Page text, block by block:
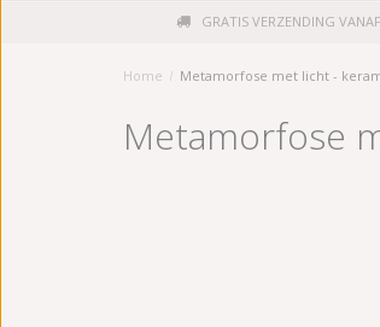
GRATIS VERZENDING
Home / Metamorfose met licht -
Metamorfose